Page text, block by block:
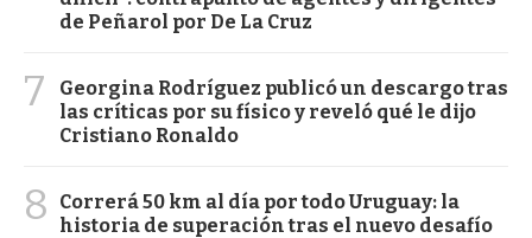
de Peñarol por De La Cruz
7
Georgina Rodríguez publicó un descargo tras
las críticas por su físico y reveló qué le dijo
Cristiano Ronaldo
8
Correrá 50 km al día por todo Uruguay: la
historia de superación tras el nuevo desafío